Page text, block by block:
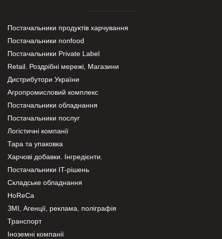
Постачальники продуктів харчування
Постачальники nonfood
Постачальники Private Label
Retail. Роздрібні мережі, Магазини
Дистрибутори України
Агропромисловий комплекс
Постачальники обладнання
Постачальники послуг
Логістичні компанії
Тара та упаковка
Харчові добавки. Інгредієнти.
Постачальники IT-рішень
Складське обладнання
HoReCa
ЗМІ, Агенції, реклама, поліграфія
Транспорт
Іноземні компанії